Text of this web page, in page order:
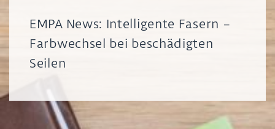
EMPA News: Intelligente Fasern –
Farbwechsel bei beschädigten
Seilen